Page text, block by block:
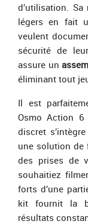
d’utilisation.
légers en fait
veulent
sécurité de
assure un
éliminant tout
Il est
Osmo Action
discret
une solution de
des prises de
souhaitiez
forts d’une
kit fournit la
résultats